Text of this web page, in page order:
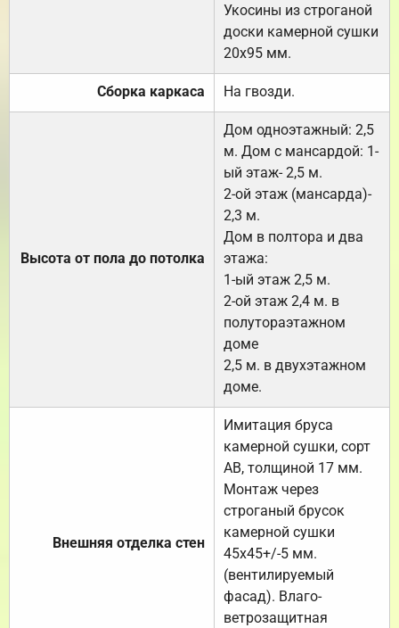
Укосины из строганой
доски камерной сушки
20х95 мм.
Сборка каркаса На гвозди.
Высота от пола до потолка
Дом одноэтажный: 2,5
м. Дом с мансардой: 1-
ый этаж- 2,5 м.
2-ой этаж (мансарда)-
2,3 м.
Дом в полтора и два
этажа:
1-ый этаж 2,5 м.
2-ой этаж 2,4 м. в
полутораэтажном
доме
2,5 м. в двухэтажном
доме.
Внешняя отделка стен
Имитация бруса
камерной сушки, сорт
АВ, толщиной 17 мм.
Монтаж через
строганый брусок
камерной сушки
45х45+/-5 мм.
(вентилируемый
фасад). Влаго-
ветрозащитная